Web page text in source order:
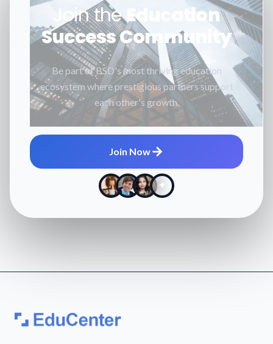
Join theEducation
Success Community
Be part of BSD's most thriving education
ecosystem where prestigious partners support
each other's growth.
Join Now
+